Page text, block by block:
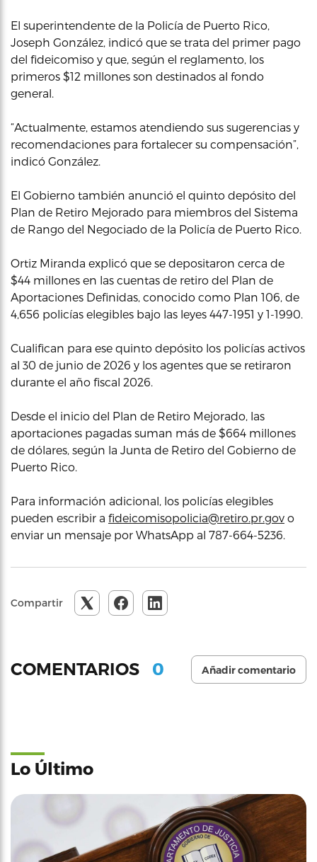
El superintendente de la Policía de Puerto Rico,
Joseph González, indicó que se trata del primer pago
del fideicomiso y que, según el reglamento, los
primeros $12 millones son destinados al fondo
general.
“Actualmente, estamos atendiendo sus sugerencias y
recomendaciones para fortalecer su compensación”,
indicó González.
El Gobierno también anunció el quinto depósito del
Plan de Retiro Mejorado para miembros del Sistema
de Rango del Negociado de la Policía de Puerto Rico.
Ortiz Miranda explicó que se depositaron cerca de
$44 millones en las cuentas de retiro del Plan de
Aportaciones Definidas, conocido como Plan 106, de
4,656 policías elegibles bajo las leyes 447-1951 y 1-1990.
Cualifican para ese quinto depósito los policías activos
al 30 de junio de 2026 y los agentes que se retiraron
durante el año fiscal 2026.
Desde el inicio del Plan de Retiro Mejorado, las
aportaciones pagadas suman más de $664 millones
de dólares, según la Junta de Retiro del Gobierno de
Puerto Rico.
Para información adicional, los policías elegibles
pueden escribir a fideicomisopolicia@retiro.pr.gov o
enviar un mensaje por WhatsApp al 787-664-5236.
Compartir
COMENTARIOS 0 Añadir comentario
Lo Último